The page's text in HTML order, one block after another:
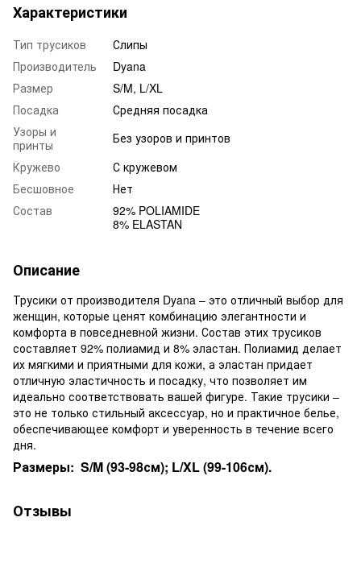
Характеристики
Тип трусиков
Слипы
Производитель
Dyana
Размер
S/M, L/XL
Посадка
Средняя посадка
Узоры и
принты
Без узоров и принтов
Кружево
С кружевом
Бесшовное
Нет
Состав
92% POLIAMIDE
8% ELASTAN
Описание
Трусики от производителя Dyana – это отличный выбор для
женщин, которые ценят комбинацию элегантности и
комфорта в повседневной жизни. Состав этих трусиков
составляет 92% полиамид и 8% эластан. Полиамид делает
их мягкими и приятными для кожи, а эластан придает
отличную эластичность и посадку, что позволяет им
идеально соответствовать вашей фигуре. Такие трусики –
это не только стильный аксессуар, но и практичное белье,
обеспечивающее комфорт и уверенность в течение всего
дня.
Размеры: S/M (93-98см); L/XL (99-106см).
Отзывы